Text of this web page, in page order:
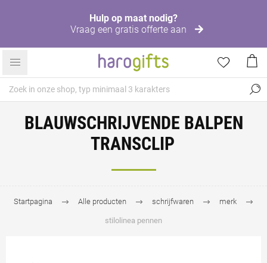
Hulp op maat nodig?
Vraag een gratis offerte aan
BLAUWSCHRIJVENDE BALPEN
TRANSCLIP
Startpagina Alle producten schrijfwaren merk
stilolinea pennen